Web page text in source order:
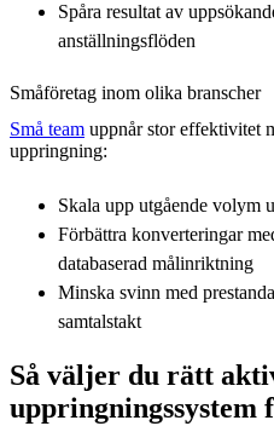
Spåra resultat av
anställningsflöden
Småföretag inom olika branscher
Små team uppnår stor effektivitet
uppringning:
Skala upp utgående volym
Förbättra konverteringar
databaserad målinriktning
Minska svinn med
samtalstakt
Så väljer du rätt